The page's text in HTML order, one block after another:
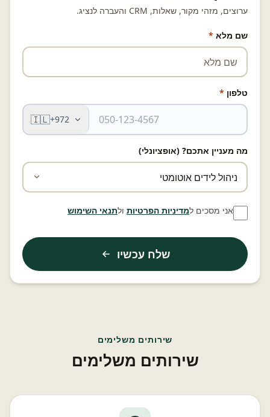
ערוצים, מזהי מקור, שאלות, CRM והעברה לנציג.
שם מלא *
טלפון *
🇮🇱+972
מה מעניין אתכם? (אופציונלי)
אני מסכים למדיניות הפרטיות ולתנאי השימוש
שלח עכשיו
שירותים משלימים
שירותים משלימים